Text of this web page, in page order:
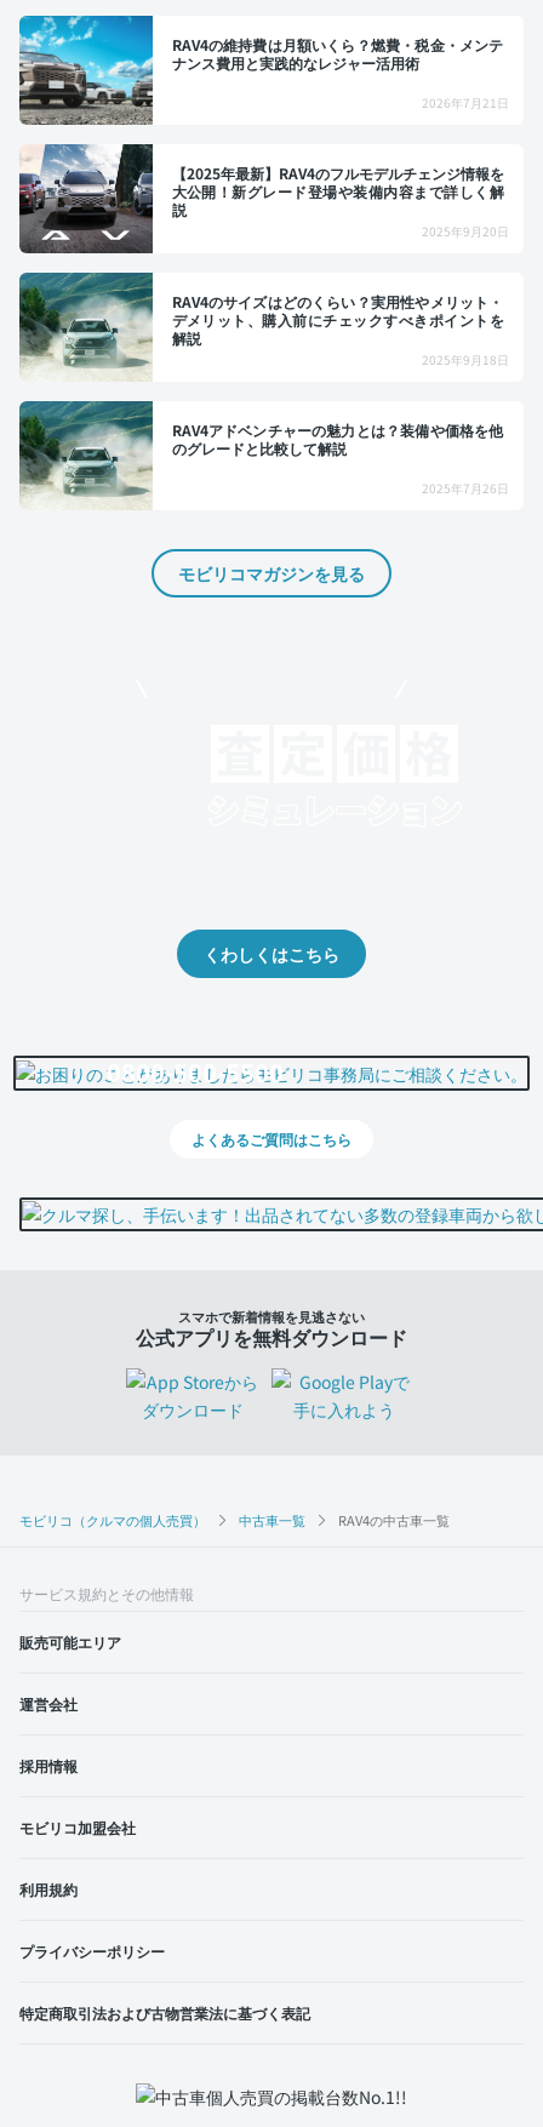
モビリコ（クルマの個人売買） 中古車一覧 RAV4の中古車一覧
RAV4の維持費は月額いくら？燃費・税金・メンテ
ナンス費用と実践的なレジャー活用術
2026年7月21日
【2025年最新】RAV4のフルモデルチェンジ情報を
大公開！新グレード登場や装備内容まで詳しく解
説
2025年9月20日
RAV4のサイズはどのくらい？実用性やメリット・
デメリット、購入前にチェックすべきポイントを
解説
2025年9月18日
RAV4アドベンチャーの魅力とは？装備や価格を他
のグレードと比較して解説
2025年7月26日
モビリコマガジンを見る
くわしくはこちら
0800-500-5500
よくあるご質問はこちら
スマホで新着情報を見逃さない
公式アプリを無料ダウンロード
サービス規約とその他情報
販売可能エリア
運営会社
採用情報
モビリコ加盟会社
利用規約
プライバシーポリシー
特定商取引法および古物営業法に基づく表記